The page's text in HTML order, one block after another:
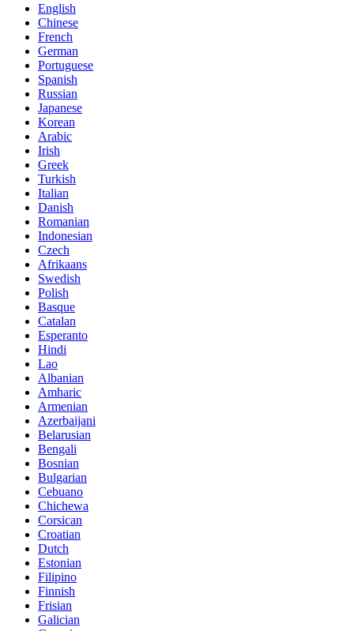
English
Chinese
French
German
Portuguese
Spanish
Russian
Japanese
Korean
Arabic
Irish
Greek
Turkish
Italian
Danish
Romanian
Indonesian
Czech
Afrikaans
Swedish
Polish
Basque
Catalan
Esperanto
Hindi
Lao
Albanian
Amharic
Armenian
Azerbaijani
Belarusian
Bengali
Bosnian
Bulgarian
Cebuano
Chichewa
Corsican
Croatian
Dutch
Estonian
Filipino
Finnish
Frisian
Galician